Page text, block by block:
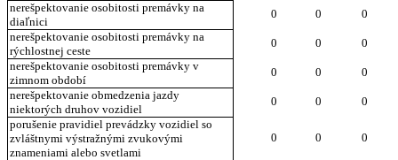
nerešpektovanie osobitosti premávky na
diaľnici
0 0
0
nerešpektovanie osobitosti premávky na
rýchlostnej ceste
0 0
0
nerešpektovanie osobitosti premávky v
zimnom období
0 0
0
nerešpektovanie obmedzenia jazdy
niektorých druhov vozidiel
0 0
0
porušenie pravidiel prevádzky vozidiel so
zvláštnymi výstražnými zvukovými
znameniami alebo svetlami
0 0 0